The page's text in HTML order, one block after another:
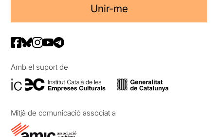
Unir-me
Amb el suport de
Mitjà de comunicació associat a